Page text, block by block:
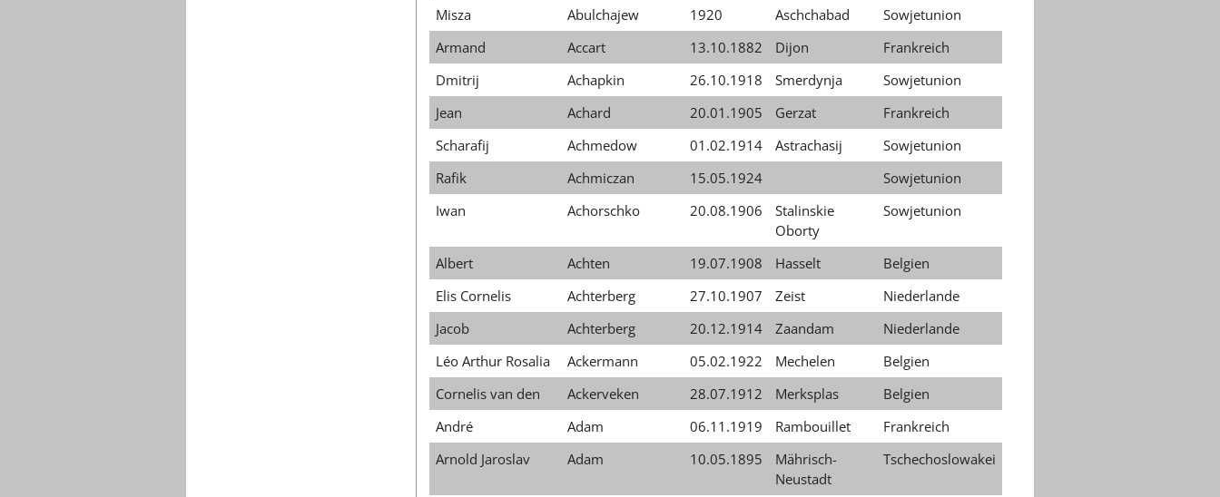
Misza
Abulchajew 1920 Aschchabad
Sowjetunion
Armand
Accart 13.10.1882 Dijon
Frankreich
Dmitrij
Achapkin 26.10.1918 Smerdynja
Sowjetunion
Jean
Achard 20.01.1905 Gerzat
Frankreich
Scharafij
Achmedow 01.02.1914 Astrachasij
Sowjetunion
Rafik
Achmiczan 15.05.1924
Sowjetunion
Iwan
Achorschko 20.08.1906
Stalinskie
Oborty
Sowjetunion
Albert Achten 19.07.1908 Hasselt
Belgien
Elis Cornelis
Achterberg 27.10.1907 Zeist
Niederlande
Jacob
Achterberg 20.12.1914 Zaandam
Niederlande
Léo Arthur Rosalia
Ackermann 05.02.1922 Mechelen
Belgien
Cornelis van den
Ackerveken 28.07.1912 Merksplas
Belgien
André
Adam 06.11.1919 Rambouillet
Frankreich
Arnold Jaroslav
Adam 10.05.1895
Mährisch-
Neustadt
Tschechoslowakei